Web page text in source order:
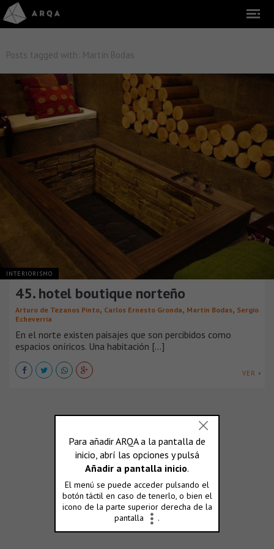
Posts tagged with: Martín Bodas
INTERIORISMO
45. hotel boutique norteño
Arturo de Tezanos Pinto, Carlos Ernesto Gronda, Martin Bodas, Sergio
Echeverria
En el norte existen paisajes que son percibidos como
espacios oníricos. Una habitación [...]
VER +